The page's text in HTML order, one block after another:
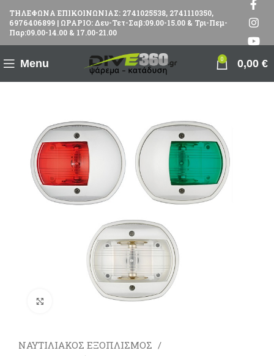
ΤΗΛΕΦΩΝΑ ΕΠΙΚΟΙΝΩΝΙΑΣ: 2741025538, 2741110350,
6976406899 | ΩΡΑΡΙΟ: Δευ-Τετ-Σαβ:09.00-15.00 & Τρι-Πεμ-
Παρ:09.00-14.00 & 17.00-21.00
Menu 0 0,00 €
Πατήστε για μεγέθυνση
ΝΑΥΤΙΛΙΑΚΟΣ ΕΞΟΠΛΙΣΜΟΣ